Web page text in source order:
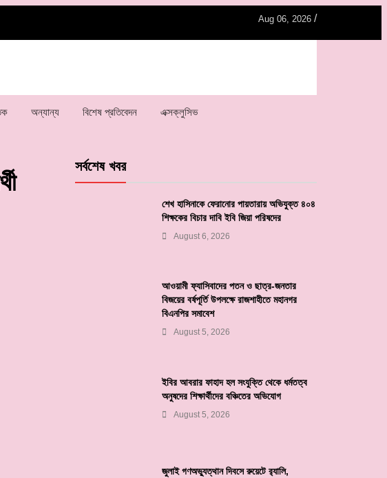
Aug 06, 2026 /
অন্যান্য বিশেষ প্রতিবেদন এক্সক্লুসিভ
সর্বশেষ খবর
শেখ হাসিনাকে ফেরানোর পায়তারায় অভিযুক্ত ৪০৪
শিক্ষকের বিচার দাবি ইবি জিয়া পরিষদের
August 6, 2026
আওয়ামী ফ্যাসিবাদের পতন ও ছাত্র-জনতার
বিজয়ের বর্ষপূর্তি উপলক্ষে রাজশাহীতে মহানগর
বিএনপির সমাবেশ
August 5, 2026
ইবির আবরার ফাহাদ হল সংযুক্তি থেকে ধর্মতত্ব
অনুষদের শিক্ষার্থীদের বঞ্চিতের অভিযোগ
August 5, 2026
জুলাই গণঅভ্যুত্থান দিবসে রুয়েটে র‌্যালি,